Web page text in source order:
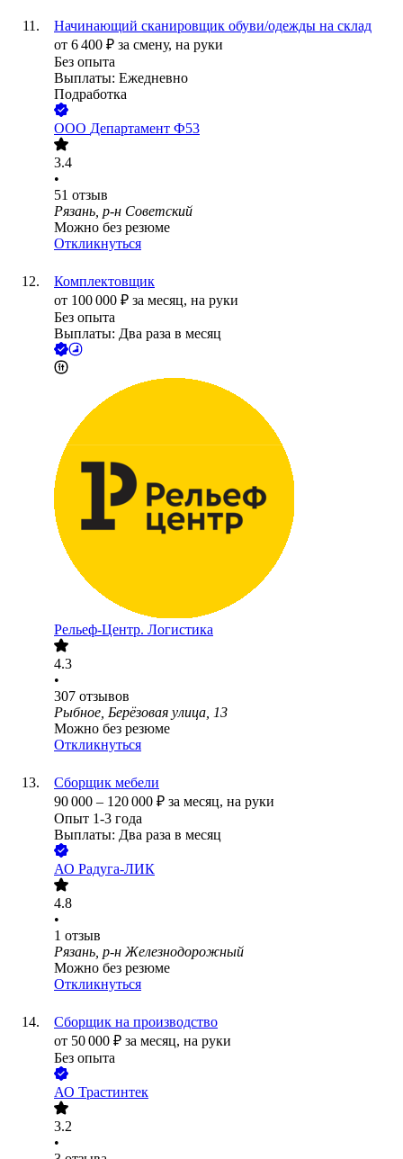
Начинающий сканировщик обуви/одежды на склад
от 6 400 ₽ за смену, на руки
Без опыта
Выплаты: Ежедневно
Подработка
ООО Департамент Ф53
3.4
•
51 отзыв
Рязань, р-н Советский
Можно без резюме
Откликнуться
Комплектовщик
от 100 000 ₽ за месяц, на руки
Без опыта
Выплаты: Два раза в месяц
Рельеф-Центр. Логистика
4.3
•
307 отзывов
Рыбное, Берёзовая улица, 13
Можно без резюме
Откликнуться
Сборщик мебели
90 000 – 120 000 ₽ за месяц, на руки
Опыт 1-3 года
Выплаты: Два раза в месяц
АО Радуга-ЛИК
4.8
•
1 отзыв
Рязань, р-н Железнодорожный
Можно без резюме
Откликнуться
Сборщик на производство
от 50 000 ₽ за месяц, на руки
Без опыта
АО Трастинтек
3.2
•